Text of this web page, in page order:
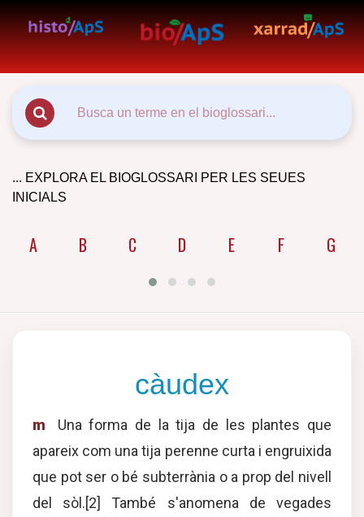
... EXPLORA EL BIOGLOSSARI PER LES SEUES
INICIALS
A B C D E F G
càudex
m
Una forma de la tija de les plantes que
apareix com una tija perenne curta i engruixida
que pot ser o bé subterrània o a prop del nivell
del sòl.[2] També s'anomena de vegades